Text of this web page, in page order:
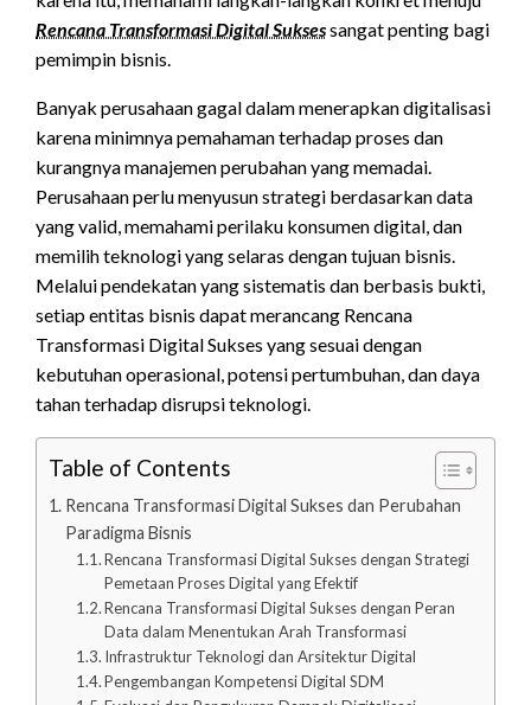
Rencana Transformasi Digital Suksessangat penting bagi
pemimpin bisnis.
Banyak perusahaan gagal dalam menerapkan digitalisasi
karena minimnya pemahaman terhadap proses dan
kurangnya manajemen perubahan yang memadai.
Perusahaan perlu menyusun strategi berdasarkan data
yang valid, memahami perilaku konsumen digital, dan
memilih teknologi yang selaras dengan tujuan bisnis.
Melalui pendekatan yang sistematis dan berbasis bukti,
setiap entitas bisnis dapat merancang Rencana
Transformasi Digital Sukses yang sesuai dengan
kebutuhan operasional, potensi pertumbuhan, dan daya
tahan terhadap disrupsi teknologi.
Table of Contents
Rencana Transformasi Digital Sukses dan Perubahan
Paradigma Bisnis
Rencana Transformasi Digital Sukses dengan Strategi
Pemetaan Proses Digital yang Efektif
Rencana Transformasi Digital Sukses dengan Peran
Data dalam Menentukan Arah Transformasi
Infrastruktur Teknologi dan Arsitektur Digital
Pengembangan Kompetensi Digital SDM